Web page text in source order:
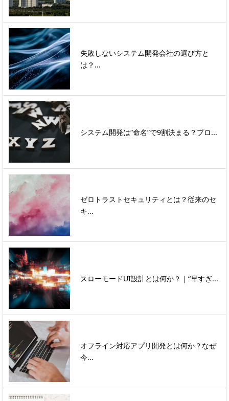
失敗しないシステム開発会社の選び方と
は？...
システム開発は“命名”で9割決まる？プロ...
ゼロトラストセキュリティとは？従来のセ
キ...
スローモードUI設計とは何か？｜“早すぎ...
オフライン対応アプリ開発とは何か？なぜ
今...